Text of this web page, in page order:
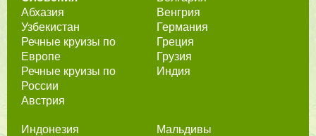
Абхазия
Узбекистан
Речные круизы по
Европе
Речные круизы по
России
Австрия
Венгрия
Германия
Греция
Грузия
Индия
Индонезия
Мальдивы